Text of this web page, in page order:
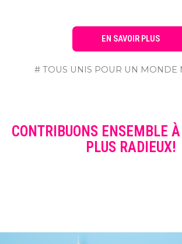
EN SAVOIR PLUS
# TOUS UNIS POUR UN MONDE
CONTRIBUONS ENSEMBLE
PLUS RADIEUX!